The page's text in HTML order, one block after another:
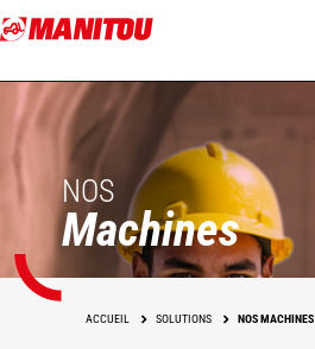
Aller
au
principal
NOS
Machines
ACCUEIL SOLUTIONS NOS MACHINES